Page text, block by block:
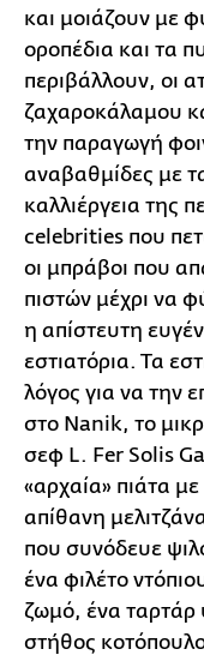
και μοιάζουν με
οροπέδια και τα
περιβάλλουν, οι
ζαχαροκάλαμου
την παραγωγή
αναβαθμίδες με
καλλιέργεια της
celebrities που
οι μπράβοι που
πιστών μέχρι να
η απίστευτη
εστιατόρια. Τα
λόγος για να την
στο Nanik, το
σεφ L. Fer Solis
«αρχαία» πιάτα με
απίθανη
που συνόδευε
ένα φιλέτο
ζωμό, ένα ταρτάρ
στήθος